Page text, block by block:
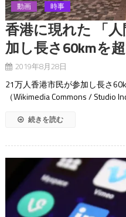
動画 時事
香港に現れた 「
加し長さ60kmを
2019年8月28日
21万人香港市民が参加し長さ
（Wikimedia Commons / Studio
続きを読む